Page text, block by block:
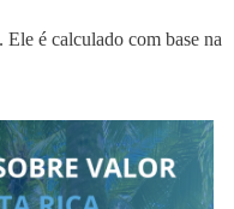
é calculado com base na